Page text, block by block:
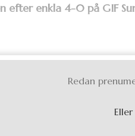
efter enkla 4-0 på GIF
Redan